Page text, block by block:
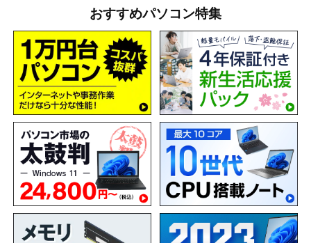
おすすめパソコン特集